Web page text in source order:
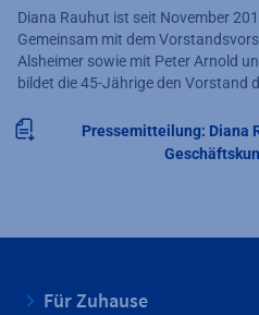
Diana Rauhut ist seit November
Gemeinsam mit dem
Alsheimer sowie mit Peter Arnold
bildet die 45-Jährige den Vorstand
Pressemitteilung: Diana
Für Zuhause